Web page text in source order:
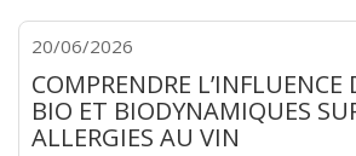
20/06/2026
COMPRENDRE L’INFLUENCE
BIO ET BIODYNAMIQUES
ALLERGIES AU VIN